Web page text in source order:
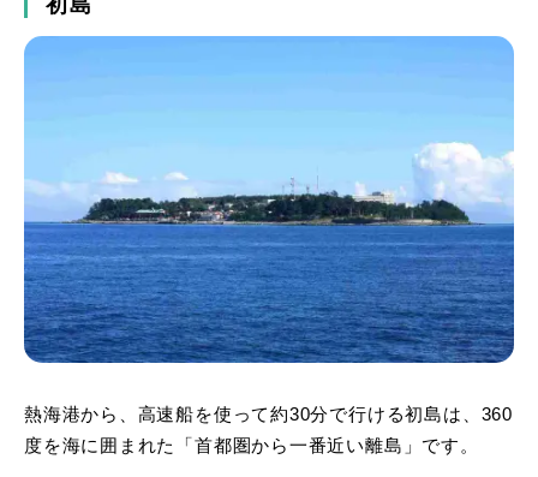
初島
熱海港から、高速船を使って約30分で行ける初島は、360
度を海に囲まれた「首都圏から一番近い離島」です。